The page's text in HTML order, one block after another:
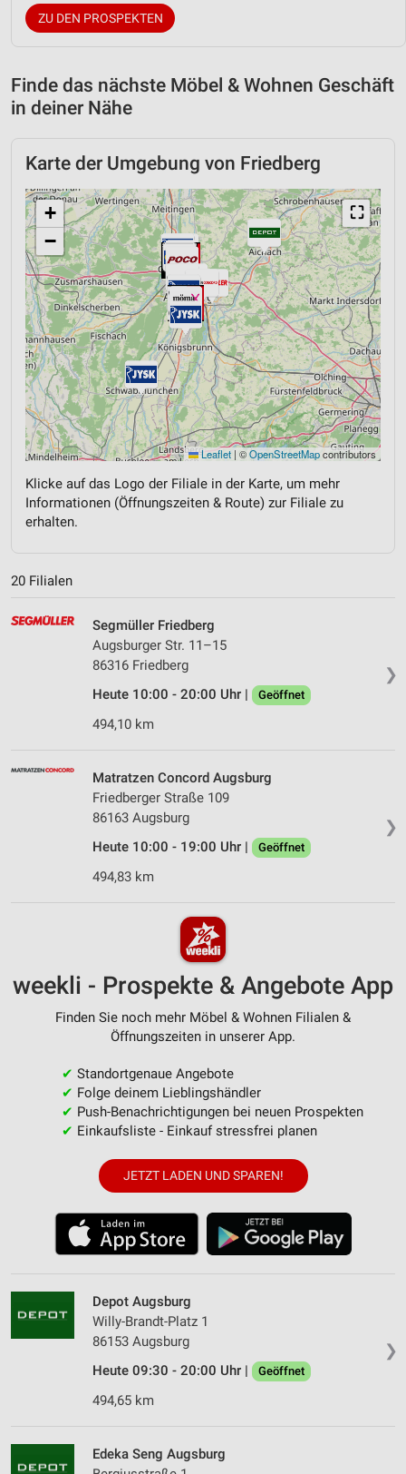
ZU DEN PROSPEKTEN
Finde das nächste Möbel & Wohnen Geschäft
in deiner Nähe
Karte der Umgebung von Friedberg
⛶
+
−
Leaflet | ©OpenStreetMapcontributors
Klicke auf das Logo der Filiale in der Karte, um mehr
Informationen (Öffnungszeiten & Route) zur Filiale zu
erhalten.
20 Filialen
❯
Segmüller Friedberg
Augsburger Str. 11–15
86316 Friedberg
Heute 10:00 - 20:00 Uhr |
Geöffnet
494,10 km
❯
Matratzen Concord Augsburg
Friedberger Straße 109
86163 Augsburg
Heute 10:00 - 19:00 Uhr |
Geöffnet
494,83 km
weekli - Prospekte & Angebote App
Finden Sie noch mehr Möbel & Wohnen Filialen &
Öffnungszeiten in unserer App.
✔ Standortgenaue Angebote
✔ Folge deinem Lieblingshändler
✔ Push-Benachrichtigungen bei neuen Prospekten
✔ Einkaufsliste - Einkauf stressfrei planen
JETZT LADEN UND SPAREN!
❯
Depot Augsburg
Willy-Brandt-Platz 1
86153 Augsburg
Heute 09:30 - 20:00 Uhr |
Geöffnet
494,65 km
Edeka Seng Augsburg